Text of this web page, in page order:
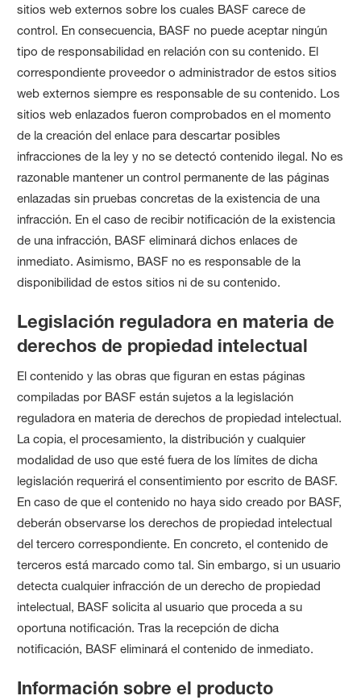
sitios web externos sobre los cuales BASF carece de
control. En consecuencia, BASF no puede aceptar ningún
tipo de responsabilidad en relación con su contenido. El
correspondiente proveedor o administrador de estos sitios
web externos siempre es responsable de su contenido. Los
sitios web enlazados fueron comprobados en el momento
de la creación del enlace para descartar posibles
infracciones de la ley y no se detectó contenido ilegal. No es
razonable mantener un control permanente de las páginas
enlazadas sin pruebas concretas de la existencia de una
infracción. En el caso de recibir notificación de la existencia
de una infracción, BASF eliminará dichos enlaces de
inmediato. Asimismo, BASF no es responsable de la
disponibilidad de estos sitios ni de su contenido.
Legislación reguladora en materia de
derechos de propiedad intelectual
El contenido y las obras que figuran en estas páginas
compiladas por BASF están sujetos a la legislación
reguladora en materia de derechos de propiedad intelectual.
La copia, el procesamiento, la distribución y cualquier
modalidad de uso que esté fuera de los límites de dicha
legislación requerirá el consentimiento por escrito de BASF.
En caso de que el contenido no haya sido creado por BASF,
deberán observarse los derechos de propiedad intelectual
del tercero correspondiente. En concreto, el contenido de
terceros está marcado como tal. Sin embargo, si un usuario
detecta cualquier infracción de un derecho de propiedad
intelectual, BASF solicita al usuario que proceda a su
oportuna notificación. Tras la recepción de dicha
notificación, BASF eliminará el contenido de inmediato.
Información sobre el producto